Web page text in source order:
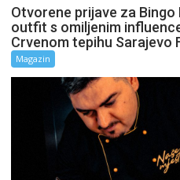
Otvorene prijave za
outfit s omiljenim
Crvenom tepihu Sarajevo
Magazin